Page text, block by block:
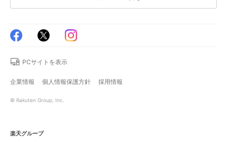
PCサイトを表示
企業情報 個人情報保護方針 採用情報
© Rakuten Group, Inc.
楽天グループ